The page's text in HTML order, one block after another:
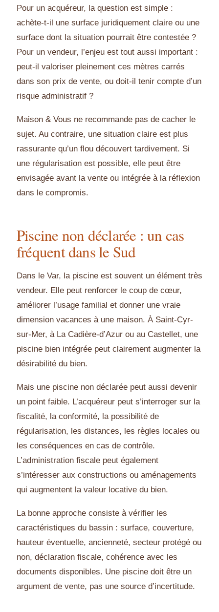
Pour un acquéreur, la question est simple :
achète-t-il une surface juridiquement claire ou une
surface dont la situation pourrait être contestée ?
Pour un vendeur, l’enjeu est tout aussi important :
peut-il valoriser pleinement ces mètres carrés
dans son prix de vente, ou doit-il tenir compte d’un
risque administratif ?
Maison & Vous ne recommande pas de cacher le
sujet. Au contraire, une situation claire est plus
rassurante qu’un flou découvert tardivement. Si
une régularisation est possible, elle peut être
envisagée avant la vente ou intégrée à la réflexion
dans le compromis.
Piscine non déclarée : un cas
fréquent dans le Sud
Dans le Var, la piscine est souvent un élément très
vendeur. Elle peut renforcer le coup de cœur,
améliorer l’usage familial et donner une vraie
dimension vacances à une maison. À Saint-Cyr-
sur-Mer, à La Cadière-d’Azur ou au Castellet, une
piscine bien intégrée peut clairement augmenter la
désirabilité du bien.
Mais une piscine non déclarée peut aussi devenir
un point faible. L’acquéreur peut s’interroger sur la
fiscalité, la conformité, la possibilité de
régularisation, les distances, les règles locales ou
les conséquences en cas de contrôle.
L’administration fiscale peut également
s’intéresser aux constructions ou aménagements
qui augmentent la valeur locative du bien.
La bonne approche consiste à vérifier les
caractéristiques du bassin : surface, couverture,
hauteur éventuelle, ancienneté, secteur protégé ou
non, déclaration fiscale, cohérence avec les
documents disponibles. Une piscine doit être un
argument de vente, pas une source d’incertitude.